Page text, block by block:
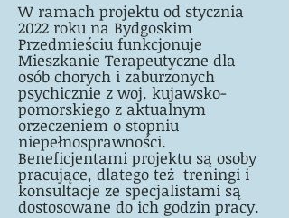
W ramach projektu od stycznia
2022 roku na Bydgoskim
Przedmieściu funkcjonuje
Mieszkanie Terapeutyczne dla
osób chorych i zaburzonych
psychicznie z woj. kujawsko-
pomorskiego z aktualnym
orzeczeniem o stopniu
niepełnosprawności.
Beneficjentami projektu są osoby
pracujące, dlatego też treningi i
konsultacje ze specjalistami są
dostosowane do ich godzin pracy.